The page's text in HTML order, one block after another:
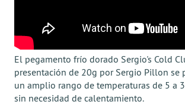
El pegamento frío dorado Sergio's Cold
presentación de 20g por Sergio Pillon se
un amplio rango de temperaturas de 5 a
sin necesidad de calentamiento.